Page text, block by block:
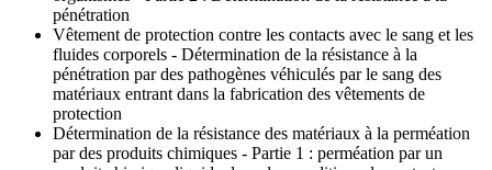
pénétration
Vêtement de protection contre les contacts avec le sang et les
fluides corporels - Détermination de la résistance à la
pénétration par des pathogènes véhiculés par le sang des
matériaux entrant dans la fabrication des vêtements de
protection
Détermination de la résistance des matériaux à la perméation
par des produits chimiques - Partie 1 : perméation par un